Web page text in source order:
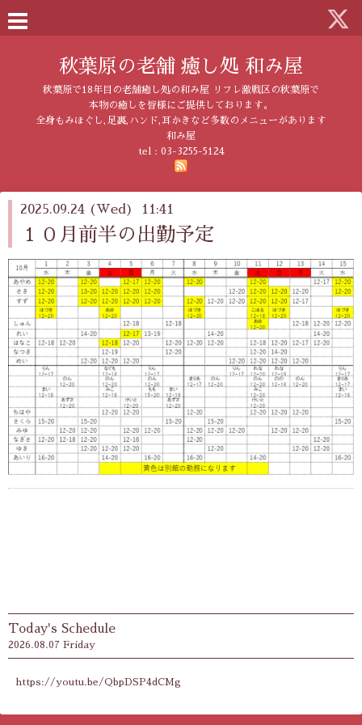
秋葉原の老舗 癒し処 和み屋
秋葉原で18年目の老舗癒し処の和み屋 リフレ激戦区の秋葉原で
本物の癒しを皆様にご提供しております。
全身もみほぐし,足裏,ハンド,耳かきなど多数のメニューがあります
和み屋
tel : 03-3255-5124
2025.09.24 (Wed) 11:41
１０月前半の出勤予定
Today's Schedule
2026.08.07 Friday
https://youtu.be/QbpDSP4dCMg